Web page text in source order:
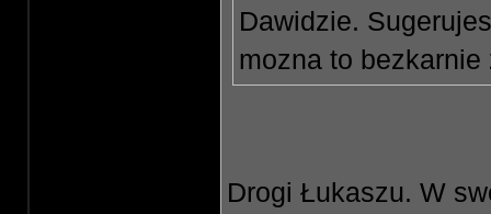
Dawidzie.
mozna to
Drogi Łukaszu. W